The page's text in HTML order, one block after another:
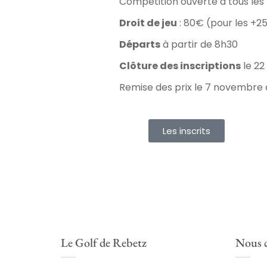
Droit de jeu : 80€ (pour les
Départsà partir de 8h30
Clôture des inscriptionsle
Remise des prix le 7 novembre
Les inscrits
Le Golf de Rebetz Nous